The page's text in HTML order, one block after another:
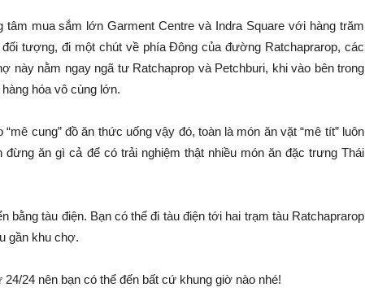
mua sắm lớn Garment Centre và Indra Square với hàng trăm
tượng, đi một chút về phía Đông của đường Ratchaprarop, các
này nằm ngay ngã tư Ratchaprop và Petchburi, khi vào bên trong
hóa vô cùng lớn.
cung” đồ ăn thức uống vậy đó, toàn là món ăn vặt “mê tít” luôn
ăn gì cả để có trải nghiệm thật nhiều món ăn đặc trưng Thái
bằng tàu điện. Bạn có thể đi tàu điện tới hai trạm tàu Ratchaprarop
gần khu chợ.
24 nên bạn có thể đến bất cứ khung giờ nào nhé!